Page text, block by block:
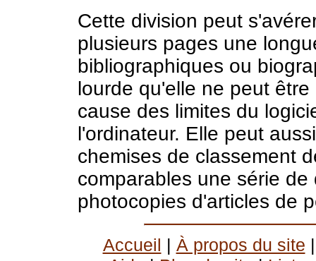
Cette division peut
plusieurs pages une
bibliographiques ou
lourde qu'elle ne peut
cause des limites du
l'ordinateur. Elle peut
chemises de classement
comparables une série
photocopies d'articles de
Accueil | À propos du site